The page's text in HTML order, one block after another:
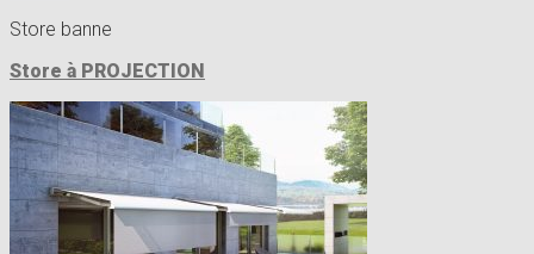
Store banne
Store à PROJECTION